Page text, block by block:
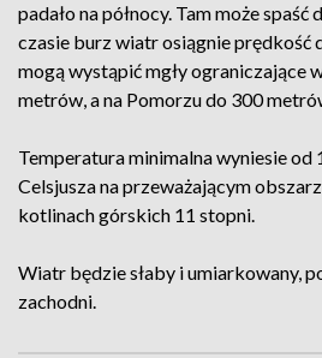
padało na północy. Tam może spaść
czasie burz wiatr osiągnie prędkość
mogą wystąpić mgły ograniczające
metrów, a na Pomorzu do 300
Temperatura minimalna wyniesie od
Celsjusza na przeważającym
kotlinach górskich 11 stopni.
Wiatr będzie słaby i umiarkowany,
zachodni.